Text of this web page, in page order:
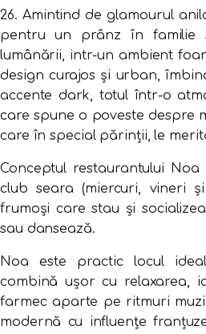
26. Amintind de glamourul
pentru un prânz în familie
lumânării, intr-un ambient
design curajos și urban,
accente dark, totul într-o
care spune o poveste despre
care în special părinții, le
Conceptul restaurantului
club seara (miercuri, vineri
frumoși care stau și
sau dansează.
Noa este practic locul
combină ușor cu relaxarea,
farmec aparte pe ritmuri
modernă cu influențe